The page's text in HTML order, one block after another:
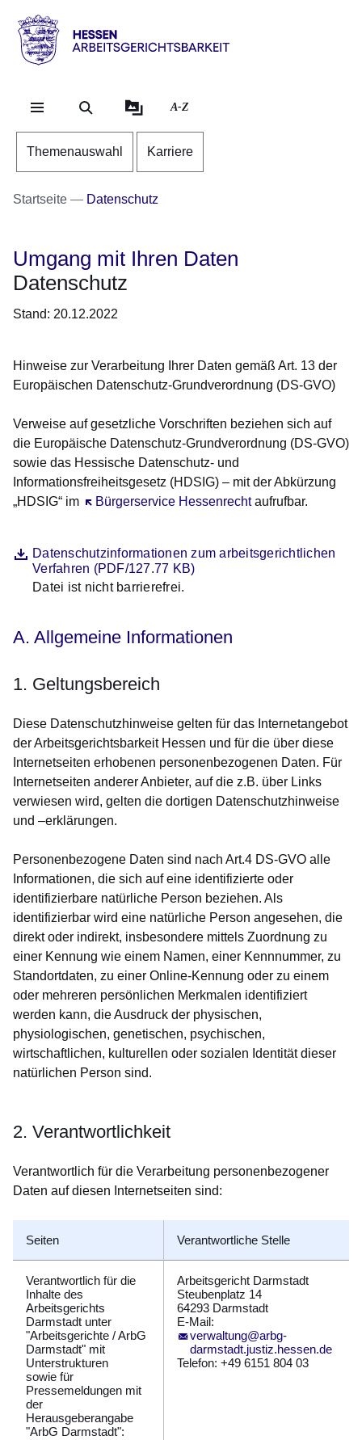
Direkt zum Kopf der
Direkt zum Inhalt
Direkt zum Fuß der
Hessen
ArbeitsgerichtsbarkeitA-Z
Themenauswahl Karriere
Startseite Datenschutz
Umgang mit Ihren Daten
Datenschutz
Stand: 20.12.2022
Hinweise zur Verarbeitung Ihrer Daten gemäß Art. 13 der
Europäischen Datenschutz-Grundverordnung (DS-GVO)
Verweise auf gesetzliche Vorschriften beziehen sich auf
die Europäische Datenschutz-Grundverordnung (DS-GVO)
sowie das Hessische Datenschutz- und
Informationsfreiheitsgesetz (HDSIG) – mit der Abkürzung
„HDSIG“ im
Bürgerservice Hessenrecht
Öffnet sich in einem neuen Fenster
aufrufbar.
DateiDatenschutzinformationen zum arbeitsgerichtlichen
Verfahren (PDF/127.77 KB)
Öffnet sich in einem neuen Fenster
Beschreibung
Datei ist nicht barrierefrei.
A. Allgemeine Informationen
1. Geltungsbereich
Diese Datenschutzhinweise gelten für das Internetangebot
der Arbeitsgerichtsbarkeit Hessen und für die über diese
Internetseiten erhobenen personenbezogenen Daten. Für
Internetseiten anderer Anbieter, auf die z.B. über Links
verwiesen wird, gelten die dortigen Datenschutzhinweise
und –erklärungen.
Personenbezogene Daten sind nach Art.4 DS-GVO alle
Informationen, die sich auf eine identifizierte oder
identifizierbare natürliche Person beziehen. Als
identifizierbar wird eine natürliche Person angesehen, die
direkt oder indirekt, insbesondere mittels Zuordnung zu
einer Kennung wie einem Namen, einer Kennnummer, zu
Standortdaten, zu einer Online-Kennung oder zu einem
oder mehreren persönlichen Merkmalen identifiziert
werden kann, die Ausdruck der physischen,
physiologischen, genetischen, psychischen,
wirtschaftlichen, kulturellen oder sozialen Identität dieser
natürlichen Person sind.
2. Verantwortlichkeit
Verantwortlich für die Verarbeitung personenbezogener
Daten auf diesen Internetseiten sind:
Seiten Verantwortliche Stelle
Verantwortlich für die
Inhalte des
Arbeitsgerichts
Darmstadt unter
"Arbeitsgerichte / ArbG
Darmstadt" mit
Unterstrukturen
sowie für
Pressemeldungen mit
der
Herausgeberangabe
"ArbG Darmstadt":
Arbeitsgericht Darmstadt
Steubenplatz 14
64293 Darmstadt
E-Mail:
verwaltung@arbg-
darmstadt.justiz.hessen.de
Telefon: +49 6151 804 03